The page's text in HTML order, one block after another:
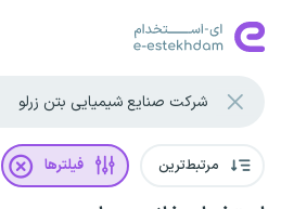
مرتبط‌ترین فیلترها